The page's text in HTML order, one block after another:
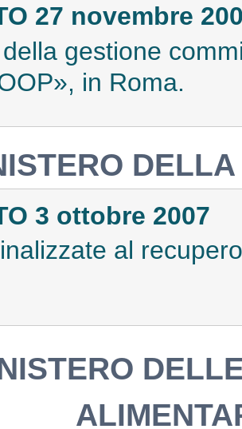
27 novembre
gestione
in Roma.
3 ottobre 2007
al